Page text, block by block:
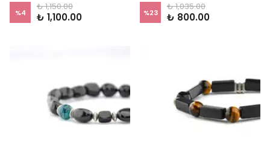
%4
₺ 1,150.00
₺ 1,100.00 %23
₺ 1,035.00
₺ 800.00